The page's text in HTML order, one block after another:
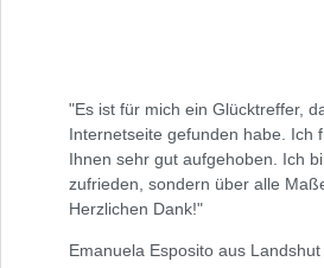
"Es ist für mich ein Glücktreffer,
Internetseite gefunden habe. Ich
Ihnen sehr gut aufgehoben. Ich
zufrieden, sondern über alle
Herzlichen Dank!"
Emanuela Esposito aus Landshut